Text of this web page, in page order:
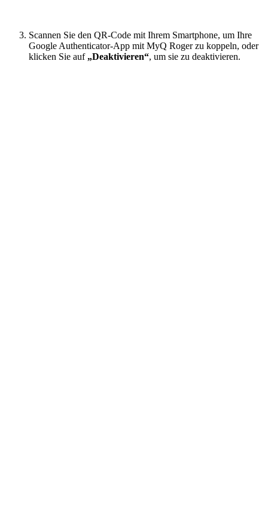
Scannen Sie den QR-Code mit Ihrem Smartphone, um Ihre
Google Authenticator-App mit MyQ Roger zu koppeln, oder
klicken Sie auf „Deaktivieren“, um sie zu deaktivieren.